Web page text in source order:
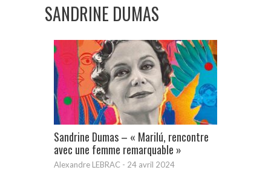
SANDRINE DUMAS
Sandrine Dumas – « Marilú, rencontre
avec une femme remarquable »
Alexandre LEBRAC - 24 avril 2024